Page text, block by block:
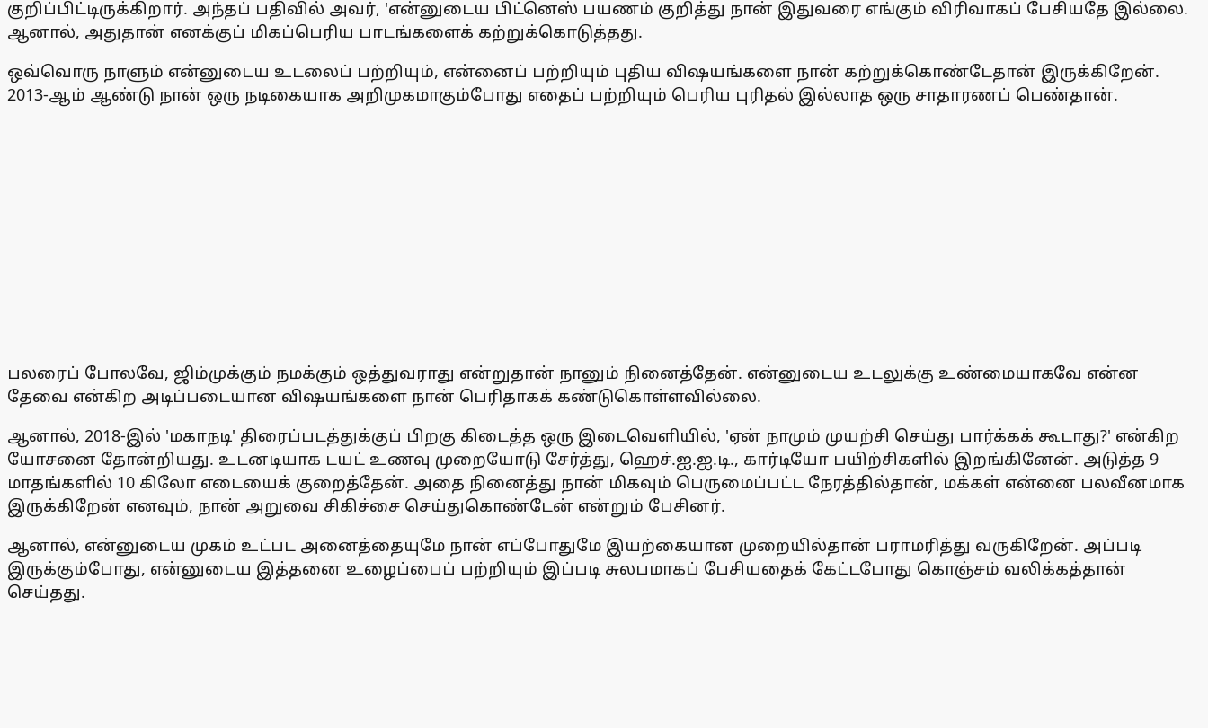
குறிப்பிட்டிருக்கிறார். அந்தப் பதிவில் அவர், 'என்னுடைய பிட்னெஸ் பயணம் குறித்து நான் இதுவரை எங்கும் விரிவாகப் பேசியதே இல்லை.
ஆனால், அதுதான் எனக்குப் மிகப்பெரிய பாடங்களைக் கற்றுக்கொடுத்தது.
ஒவ்வொரு நாளும் என்னுடைய உடலைப் பற்றியும், என்னைப் பற்றியும் புதிய விஷயங்களை நான் கற்றுக்கொண்டேதான் இருக்கிறேன்.
2013-ஆம் ஆண்டு நான் ஒரு நடிகையாக அறிமுகமாகும்போது எதைப் பற்றியும் பெரிய புரிதல் இல்லாத ஒரு சாதாரணப் பெண்தான்.
பலரைப் போலவே, ஜிம்முக்கும் நமக்கும் ஒத்துவராது என்றுதான் நானும் நினைத்தேன். என்னுடைய உடலுக்கு உண்மையாகவே என்ன
தேவை என்கிற அடிப்படையான விஷயங்களை நான் பெரிதாகக் கண்டுகொள்ளவில்லை.
ஆனால், 2018-இல் 'மகாநடி' திரைப்படத்துக்குப் பிறகு கிடைத்த ஒரு இடைவெளியில், 'ஏன் நாமும் முயற்சி செய்து பார்க்கக் கூடாது?' என்கிற
யோசனை தோன்றியது. உடனடியாக டயட் உணவு முறையோடு சேர்த்து, ஹெச்.ஐ.ஐ.டி., கார்டியோ பயிற்சிகளில் இறங்கினேன். அடுத்த 9
மாதங்களில் 10 கிலோ எடையைக் குறைத்தேன். அதை நினைத்து நான் மிகவும் பெருமைப்பட்ட நேரத்தில்தான், மக்கள் என்னை பலவீனமாக
இருக்கிறேன் எனவும், நான் அறுவை சிகிச்சை செய்துகொண்டேன் என்றும் பேசினர்.
ஆனால், என்னுடைய முகம் உட்பட அனைத்தையுமே நான் எப்போதுமே இயற்கையான முறையில்தான் பராமரித்து வருகிறேன். அப்படி
இருக்கும்போது, என்னுடைய இத்தனை உழைப்பைப் பற்றியும் இப்படி சுலபமாகப் பேசியதைக் கேட்டபோது கொஞ்சம் வலிக்கத்தான்
செய்தது.